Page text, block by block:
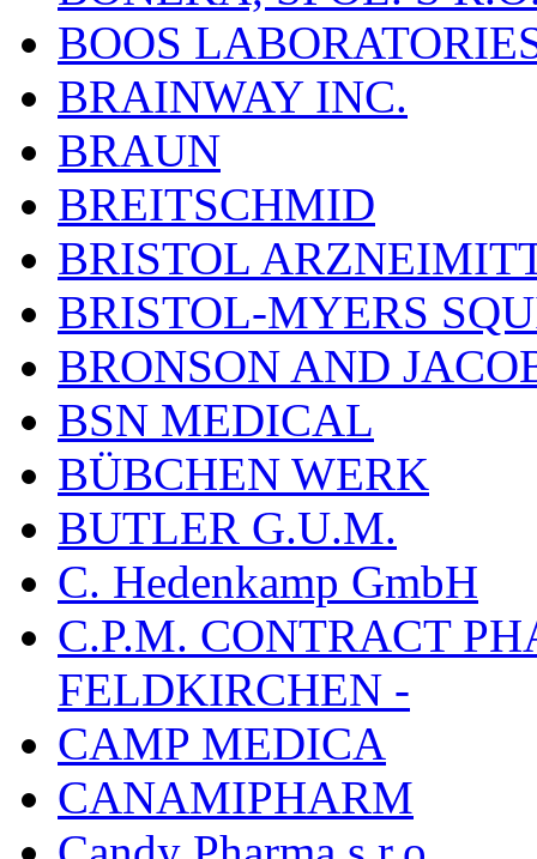
BOOS
BRAINWAY INC.
BRAUN
BREITSCHMID
BRISTOL
BRISTOL-MYERS
BRONSON AND
BSN MEDICAL
BÜBCHEN WERK
BUTLER G.U.M.
C. Hedenkamp GmbH
C.P.M. CONTRACT
FELDKIRCHEN -
CAMP MEDICA
CANAMIPHARM